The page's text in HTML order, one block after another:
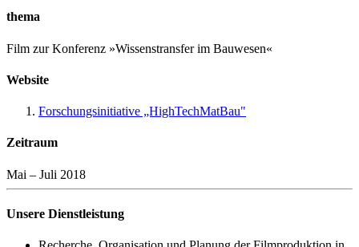
thema
Film zur Konferenz »Wissenstransfer im Bauwesen«
Website
Forschungsinitiative „HighTechMatBau"
Zeitraum
Mai – Juli 2018
Unsere Dienstleistung